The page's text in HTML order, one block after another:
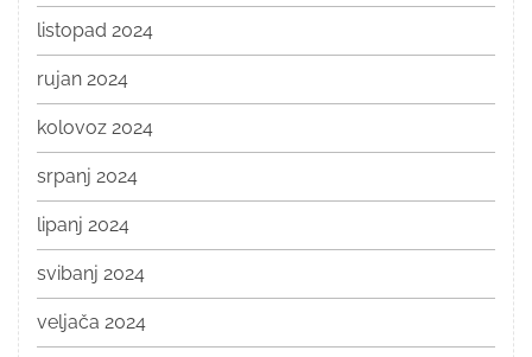
listopad 2024
rujan 2024
kolovoz 2024
srpanj 2024
lipanj 2024
svibanj 2024
veljača 2024